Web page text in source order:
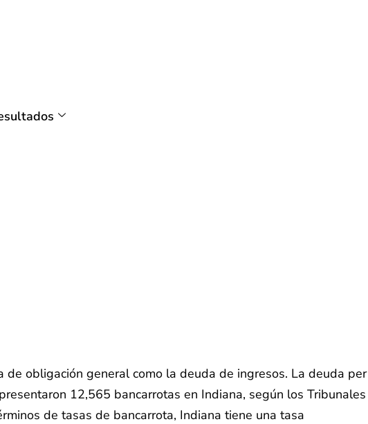
obligación general como la deuda de ingresos. La deuda per
12,565 bancarrotas en Indiana, según los Tribunales
de tasas de bancarrota, Indiana tiene una tasa